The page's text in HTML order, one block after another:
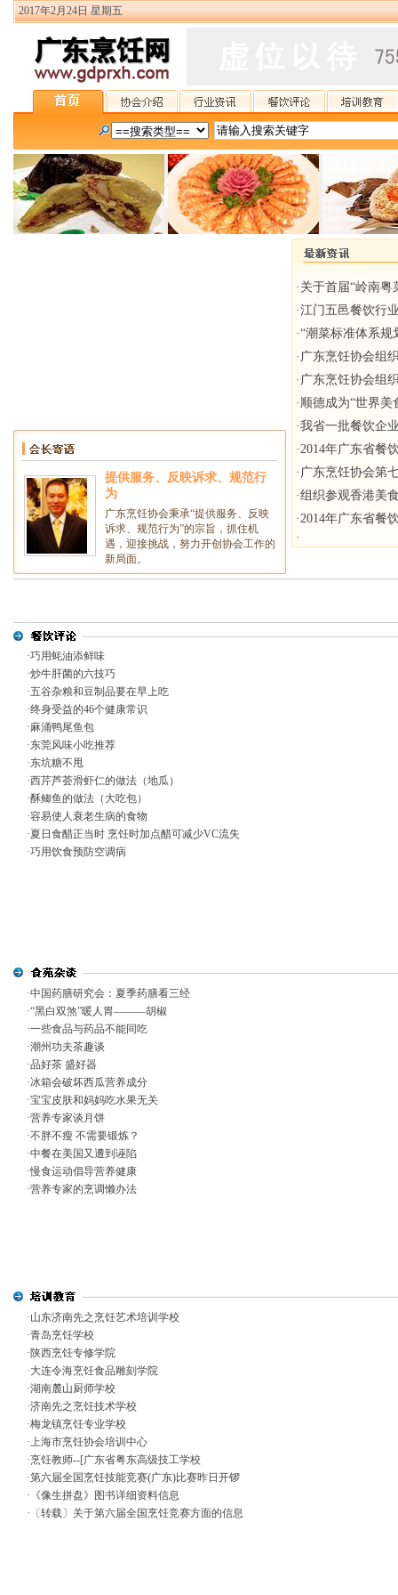
2017年2月24日 星期五
提供服务、反映诉求、规范行
为
广东烹饪协会秉承“提供服务、反映
诉求、规范行为”的宗旨，抓住机
遇，迎接挑战，努力开创协会工作的
新局面。
· 关于首届“岭南粤
·江门五邑餐饮行
·“潮菜标准体系规
· 广东烹饪协会组
· 广东烹饪协会组
· 顺德成为“世界美
·我省一批餐饮企
·2014年广东省餐
· 广东烹饪协会第
·组织参观香港美
·2014年广东省餐
·
·巧用蚝油添鲜味
·炒牛肝菌的六技巧
·五谷杂粮和豆制品要在早上吃
·终身受益的46个健康常识
·麻涌鸭尾鱼包
·东莞风味小吃推荐
·东坑糖不甩
·西芹芦荟滑虾仁的做法（地瓜）
·酥鲫鱼的做法（大吃包）
·容易使人衰老生病的食物
·夏日食醋正当时 烹饪时加点醋可减少VC流失
·巧用饮食预防空调病
·中国药膳研究会：夏季药膳看三经
·“黑白双煞”暖人胃———胡椒
·一些食品与药品不能同吃
·潮州功夫茶趣谈
·品好茶 盛好器
·冰箱会破坏西瓜营养成分
·宝宝皮肤和妈妈吃水果无关
·营养专家谈月饼
·不胖不瘦 不需要锻炼？
·中餐在美国又遭到诬陷
·慢食运动倡导营养健康
·营养专家的烹调懒办法
·山东济南先之烹饪艺术培训学校
·青岛烹饪学校
·陕西烹饪专修学院
·大连令海烹饪食品雕刻学院
·湖南麓山厨师学校
·济南先之烹饪技术学校
·梅龙镇烹饪专业学校
·上海市烹饪协会培训中心
·烹饪教师--[广东省粤东高级技工学校
·第六届全国烹饪技能竞赛(广东)比赛昨日开锣
· 《像生拼盘》图书详细资料信息
· 〔转载〕关于第六届全国烹饪竞赛方面的信息